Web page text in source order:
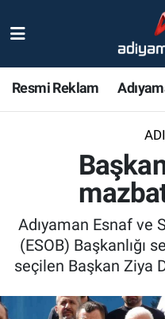
Resmi Reklam
Adıyaman Esnaf ve
(ESOB) Başkanlığı
seçilen Başkan Ziya
Bölge Haberleri
Gündem
Asayiş
Nöbetçi Eczaneler
Adiyaman Namaz
Trafik Durumu
Süper Lig Puan
Tüm Manşetler
Son Dakika Haberleri